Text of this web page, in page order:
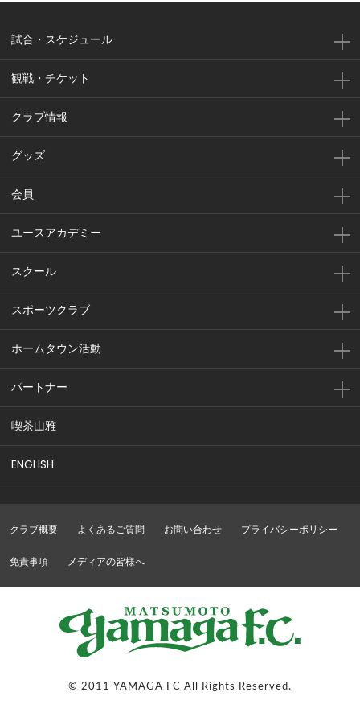
試合・スケジュール
観戦・チケット
クラブ情報
グッズ
会員
ユースアカデミー
スクール
スポーツクラブ
ホームタウン活動
パートナー
喫茶山雅
ENGLISH
クラブ概要 よくあるご質問 お問い合わせ プライバシーポリシー
免責事項 メディアの皆様へ
© 2011 YAMAGA FC All Rights Reserved.